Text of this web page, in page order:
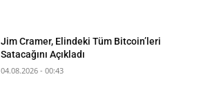
Jim Cramer, Elindeki Tüm Bitcoin’leri
Satacağını Açıkladı
04.08.2026 - 00:43